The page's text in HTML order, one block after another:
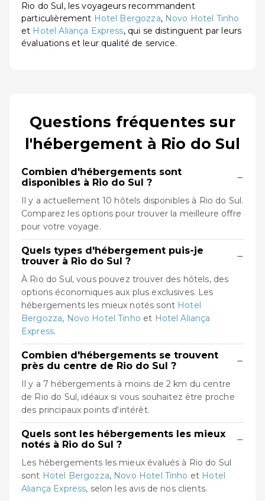
Rio do Sul, les voyageurs recommandent
particulièrement Hotel Bergozza, Novo Hotel Tinho
et Hotel Aliança Express, qui se distinguent par leurs
évaluations et leur qualité de service.
Questions fréquentes sur
l'hébergement à Rio do Sul
Combien d'hébergements sont
disponibles à Rio do Sul ?
−
Il y a actuellement 10 hôtels disponibles à Rio do Sul.
Comparez les options pour trouver la meilleure offre
pour votre voyage.
Quels types d'hébergement puis-je
trouver à Rio do Sul ?
−
À Rio do Sul, vous pouvez trouver des hôtels, des
options économiques aux plus exclusives. Les
hébergements les mieux notés sont Hotel
Bergozza, Novo Hotel Tinho et Hotel Aliança
Express.
Combien d'hébergements se trouvent
près du centre de Rio do Sul ?
−
Il y a 7 hébergements à moins de 2 km du centre
de Rio do Sul, idéaux si vous souhaitez être proche
des principaux points d'intérêt.
Quels sont les hébergements les mieux
notés à Rio do Sul ?
−
Les hébergements les mieux évalués à Rio do Sul
sont Hotel Bergozza, Novo Hotel Tinho et Hotel
Aliança Express, selon les avis de nos clients.